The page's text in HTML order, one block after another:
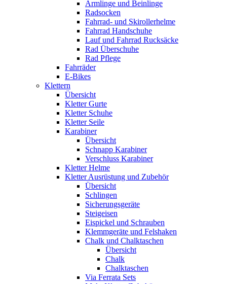
Armlinge und Beinlinge
Radsocken
Fahrrad- und Skirollerhelme
Fahrrad Handschuhe
Lauf und Fahrrad Rucksäcke
Rad Überschuhe
Rad Pflege
Fahrräder
E-Bikes
Klettern
Übersicht
Kletter Gurte
Kletter Schuhe
Kletter Seile
Karabiner
Übersicht
Schnapp Karabiner
Verschluss Karabiner
Kletter Helme
Kletter Ausrüstung und Zubehör
Übersicht
Schlingen
Sicherungsgeräte
Steigeisen
Eispickel und Schrauben
Klemmgeräte und Felshaken
Chalk und Chalktaschen
Übersicht
Chalk
Chalktaschen
Via Ferrata Sets